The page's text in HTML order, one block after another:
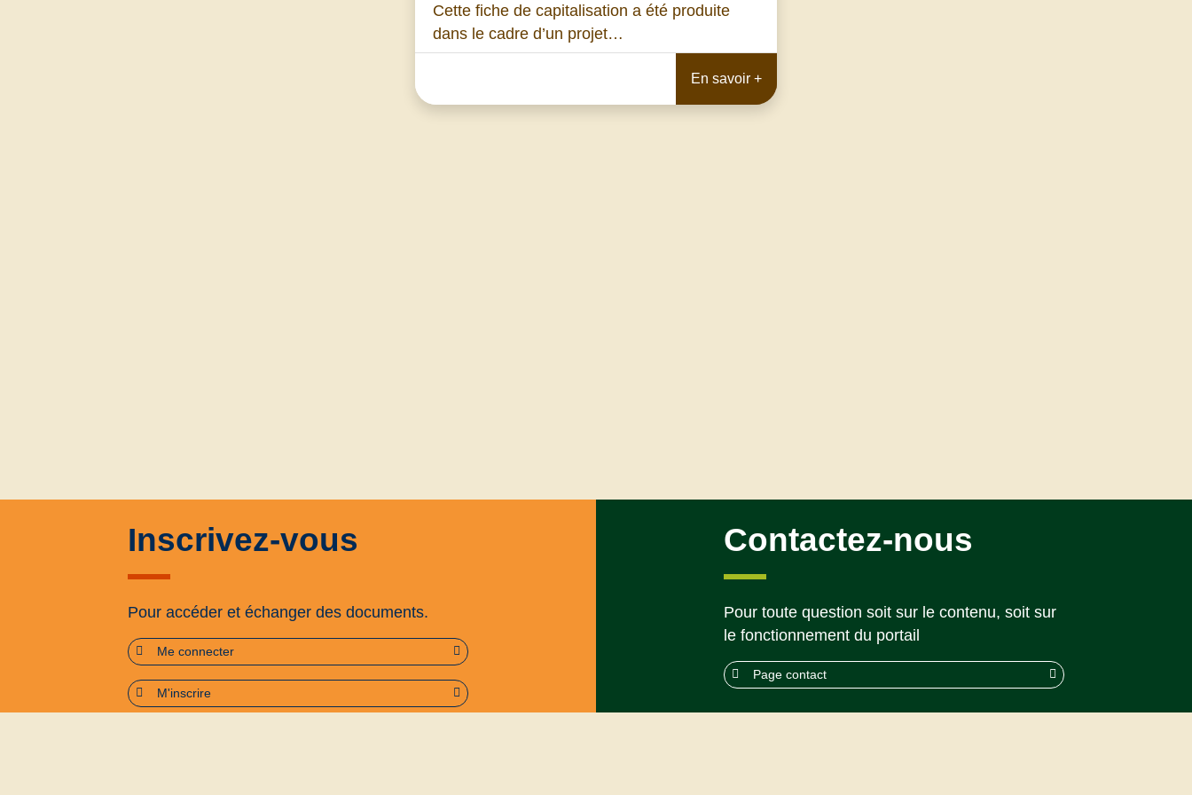
Cette fiche de capitalisation a été produite
dans le cadre d’un projet…
En savoir +
Inscrivez-vous
Pour accéder et échanger des documents.
Me connecter
M'inscrire
Contactez-nous
Pour toute question soit sur le contenu, soit sur
le fonctionnement du portail
Page contact